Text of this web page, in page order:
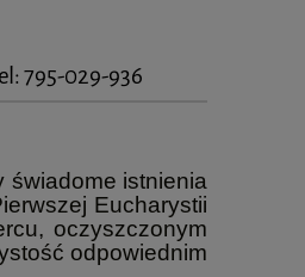
795-029-936
świadome istnienia
Eucharystii
oczyszczonym
odpowiednim